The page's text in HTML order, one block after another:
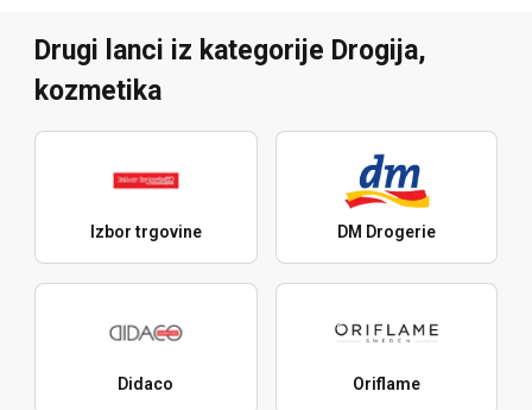
Drugi lanci iz kategorije Drogija,
kozmetika
Izbor trgovine DM Drogerie
Didaco Oriflame